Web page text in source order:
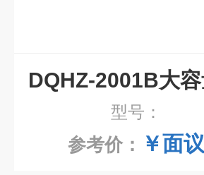
型号：
参考价： ￥面议